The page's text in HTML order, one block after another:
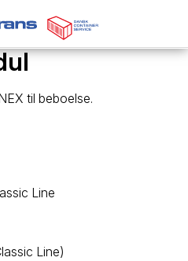
til beboelse.
Line
Line)